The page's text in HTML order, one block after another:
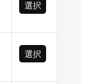
選択
選択